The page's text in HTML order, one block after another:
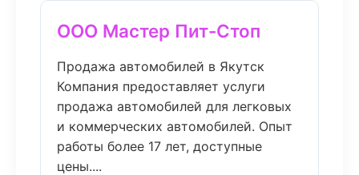
ООО Мастер Пит-Стоп
Продажа автомобилей в Якутск
Компания предоставляет услуги
продажа автомобилей для легковых
и коммерческих автомобилей. Опыт
работы более 17 лет, доступные
цены....